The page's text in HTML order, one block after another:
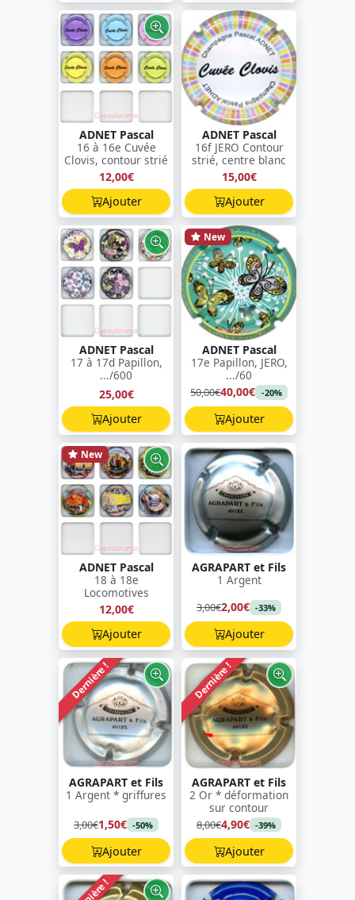
ADNET Pascal
16 à 16e Cuvée
Clovis, contour strié
12,00€
Ajouter
ADNET Pascal
16f JERO Contour
strié, centre blanc
15,00€
Ajouter
ADNET Pascal
17 à 17d Papillon,
.../600
25,00€
Ajouter
New
ADNET Pascal
17e Papillon, JERO,
.../60
50,00€40,00€ -20%
Ajouter
New
ADNET Pascal
18 à 18e
Locomotives
12,00€
Ajouter
AGRAPART et Fils
1 Argent
3,00€2,00€ -33%
Ajouter
Dernière !
AGRAPART et Fils
1 Argent * griffures
3,00€1,50€ -50%
Ajouter
Dernière !
AGRAPART et Fils
2 Or * déformation
sur contour
8,00€4,90€ -39%
Ajouter